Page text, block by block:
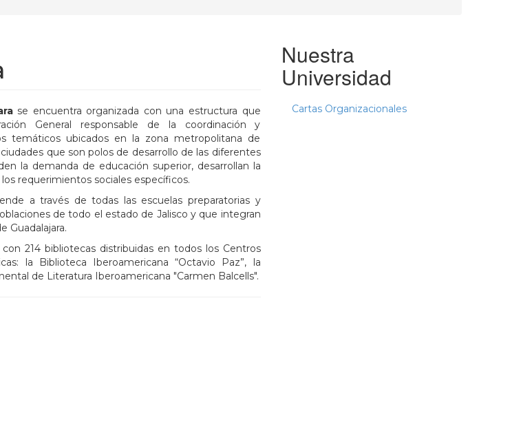
se encuentra organizada con una estructura que
General responsable de la coordinación y
temáticos ubicados en la zona metropolitana de
que son polos de desarrollo de las diferentes
la demanda de educación superior, desarrollan la
requerimientos sociales específicos.
a través de todas las escuelas preparatorias y
de todo el estado de Jalisco y que integran
Guadalajara.
214 bibliotecas distribuidas en todos los Centros
la Biblioteca Iberoamericana “Octavio Paz”, la
de Literatura Iberoamericana "Carmen Balcells".
Nuestra
Universidad
Cartas Organizacionales